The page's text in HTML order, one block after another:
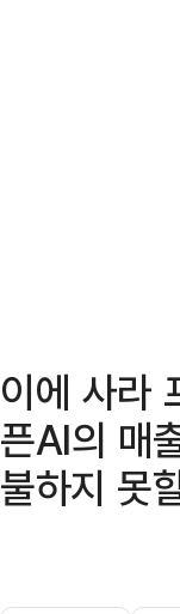
이에 사라
픈AI의 매
불하지 못